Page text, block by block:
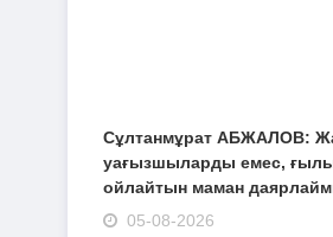
Сұлтанмұрат АБЖАЛОВ:
уағызшыларды емес,
ойлайтын маман
05-08-2026